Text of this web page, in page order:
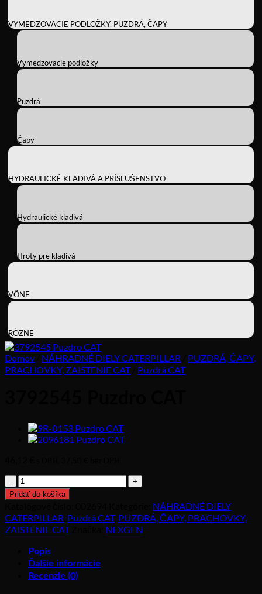
VYMEDZOVACIE PODLOŽKY, PUZDRÁ, ČAPY
Vymedzovacie podložky
Puzdrá
Čapy
HYDRAULICKÉ KLADIVÁ A PRÍSLUŠENSTVO
Hydraulické kladivá
Hroty pre kladivá
VÔNE
RÔZNE
Domov NÁHRADNÉ DIELY CATERPILLAR
PUZDRÁ, ČAPY,
PRACHOVKY, ZAISTENIE CAT
Puzdrá CAT
množstvo
3792545
Puzdro
CAT
Pridať do košíka
NÁHRADNÉ DIELY
CATERPILLAR Puzdrá CAT, PUZDRÁ, ČAPY, PRACHOVKY,
ZAISTENIE CAT
NEXGEN
Popis
Ďalšie informácie
Recenzie (0)